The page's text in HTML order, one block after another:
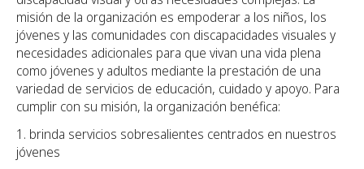
misión de la organización es empoderar a los niños, los
jóvenes y las comunidades con discapacidades visuales y
necesidades adicionales para que vivan una vida plena
como jóvenes y adultos mediante la prestación de una
variedad de servicios de educación, cuidado y apoyo. Para
cumplir con su misión, la organización benéfica:
1. brinda servicios sobresalientes centrados en nuestros
jóvenes